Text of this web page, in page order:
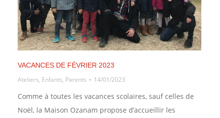
VACANCES DE FÉVRIER 2023
Ateliers, Enfants, Parents 14/01/2023
Comme à toutes les vacances scolaires, sauf celles de
Noël, la Maison Ozanam propose d’accueillir les